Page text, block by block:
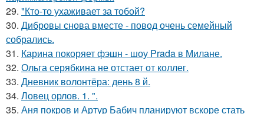
29. "Кто-то ухаживает за тобой?
30. Дибровы снова вместе - повод очень семейный
собрались.
31. Карина покоряет фэшн - шоу Prada в Милане.
32. Ольга серябкина не отстает от коллег.
33. Дневник волонтёра: день 8 й.
34. Ловец орлов. 1. ".
35. Аня покров и Артур Бабич планируют вскоре стать